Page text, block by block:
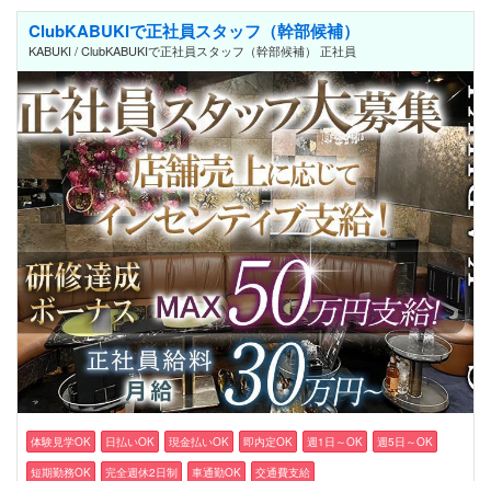
ClubKABUKIで正社員スタッフ（幹部候補）
KABUKI / ClubKABUKIで正社員スタッフ（幹部候補） 正社員
体験見学OK 日払いOK 現金払いOK 即内定OK 週1日～OK
週5日～OK
短期勤務OK
完全週休2日制 車通勤OK 交通費支給